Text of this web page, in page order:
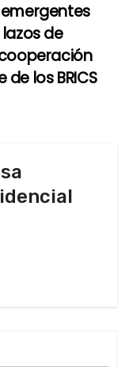
de
los BRICS